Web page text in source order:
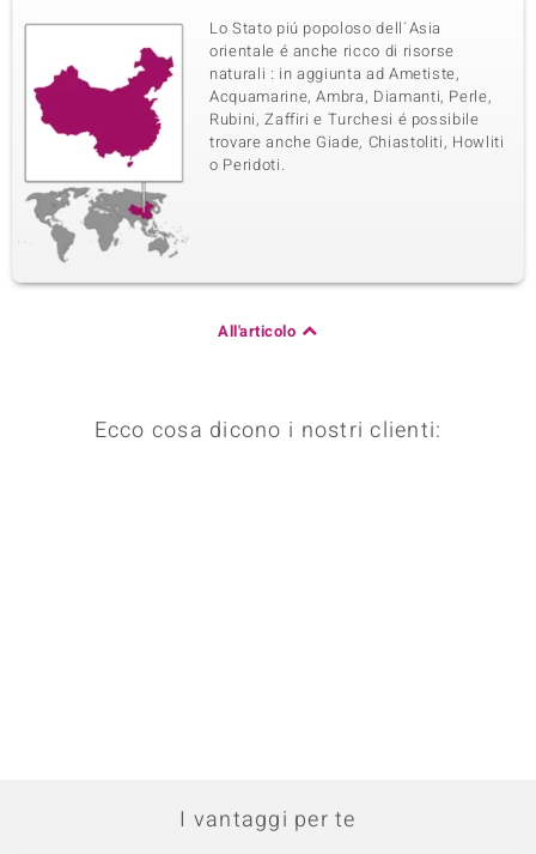
Lo Stato piú popoloso dell´Asia
orientale é anche ricco di risorse
naturali : in aggiunta ad Ametiste,
Acquamarine, Ambra, Diamanti, Perle,
Rubini, Zaffiri e Turchesi é possibile
trovare anche Giade, Chiastoliti, Howliti
o Peridoti.
All'articolo
Ecco cosa dicono i nostri clienti:
I vantaggi per te